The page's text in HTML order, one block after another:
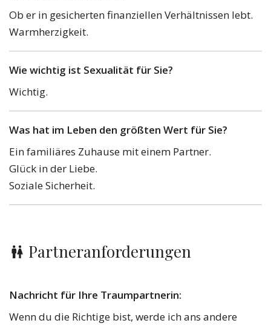
Ob er in gesicherten finanziellen Verhältnissen lebt.
Warmherzigkeit.
Wie wichtig ist Sexualität für Sie?
Wichtig.
Was hat im Leben den größten Wert für Sie?
Ein familiäres Zuhause mit einem Partner.
Glück in der Liebe.
Soziale Sicherheit.
Partneranforderungen
Nachricht für Ihre Traumpartnerin:
Wenn du die Richtige bist, werde ich ans andere